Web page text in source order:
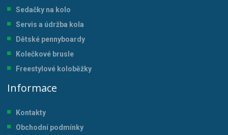
Sedačky na kolo
Servis a údržba kola
Dětské pennyboardy
Kolečkové brusle
Freestylové koloběžky
Informace
Kontakty
Obchodní podmínky